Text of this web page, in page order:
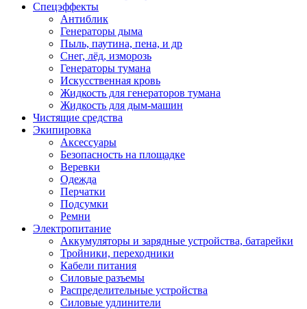
Спецэффекты
Антиблик
Генераторы дыма
Пыль, паутина, пена, и др
Снег, лёд, изморозь
Генераторы тумана
Искусственная кровь
Жидкость для генераторов тумана
Жидкость для дым-машин
Чистящие средства
Экипировка
Аксессуары
Безопасность на площадке
Веревки
Одежда
Перчатки
Подсумки
Ремни
Электропитание
Аккумуляторы и зарядные устройства, батарейки
Тройники, переходники
Кабели питания
Силовые разъемы
Распределительные устройства
Силовые удлинители